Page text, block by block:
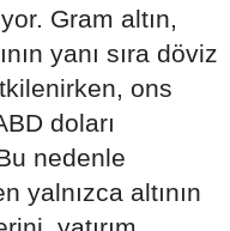
Gram altın,
yanı sıra döviz
ons
doları
nedenle
yalnızca altının